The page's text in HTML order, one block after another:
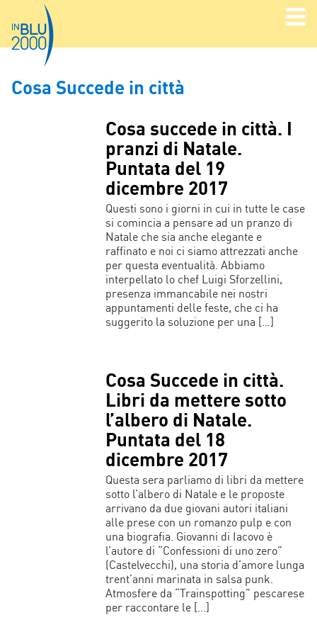
Cosa Succede in città
Cosa succede in città. I
pranzi di Natale.
Puntata del 19
dicembre 2017
Questi sono i giorni in cui in tutte le case
si comincia a pensare ad un pranzo di
Natale che sia anche elegante e
raffinato e noi ci siamo attrezzati anche
per questa eventualità. Abbiamo
interpellato lo chef Luigi Sforzellini,
presenza immancabile nei nostri
appuntamenti delle feste, che ci ha
suggerito la soluzione per una […]
Cosa Succede in città.
Libri da mettere sotto
l’albero di Natale.
Puntata del 18
dicembre 2017
Questa sera parliamo di libri da mettere
sotto l’albero di Natale e le proposte
arrivano da due giovani autori italiani
alle prese con un romanzo pulp e con
una biografia. Giovanni di Iacovo è
l’autore di “Confessioni di uno zero”
(Castelvecchi), una storia d’amore lunga
trent’anni marinata in salsa punk.
Atmosfere da “Trainspotting” pescarese
per raccontare le […]